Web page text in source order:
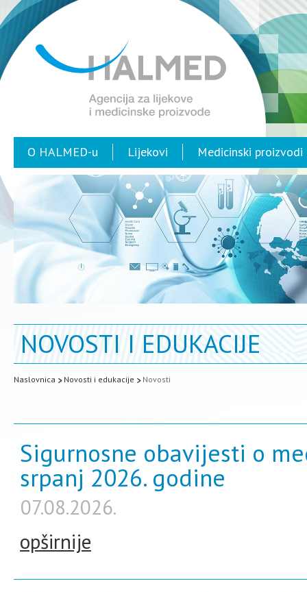
O HALMED-u Lijekovi Medicinski proizvodi
NOVOSTI I EDUKACIJE
Naslovnica Novosti i edukacije Novosti
Sigurnosne obavijesti o
srpanj 2026. godine
07.08.2026.
opširnije